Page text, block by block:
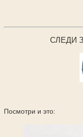
СЛЕДИ
Посмотри и это: